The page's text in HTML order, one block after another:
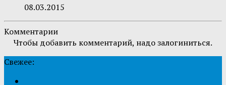
08.03.2015
Комментарии
Чтобы добавить комментарий, надо залогиниться.
Свежее: